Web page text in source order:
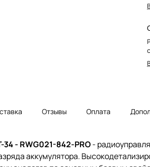
Отзывы Оплата
- RWG021-842-PRO-
аккумулятора.